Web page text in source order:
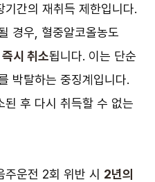
간의 재취득 제한입니다.
경우, 혈중알코올농도
즉시 취소됩니다. 이는 단순
박탈하는 중징계입니다.
된 후 다시 취득할 수 없는
운전 2회 위반 시 2년의